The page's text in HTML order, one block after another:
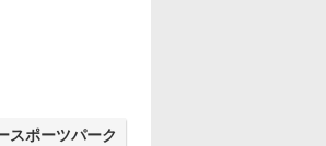
スポーツパーク